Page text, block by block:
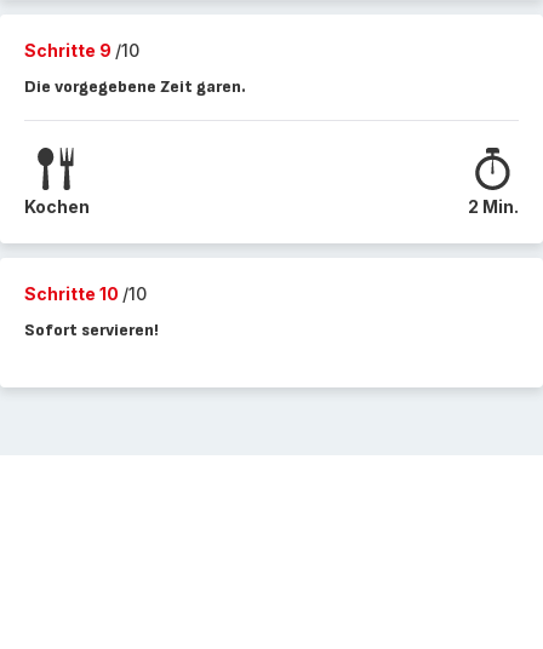
Schritte 9 /10
Die vorgegebene Zeit garen.
Kochen 2 Min.
Schritte 10 /10
Sofort servieren!